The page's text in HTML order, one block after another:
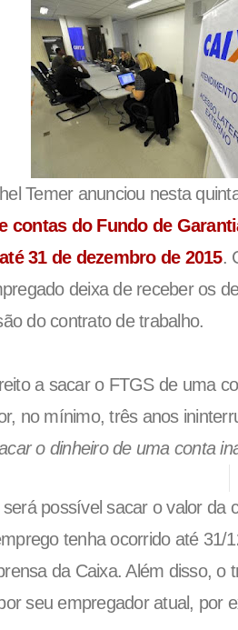
Temer anunciou nesta
contas do Fundo de
31 de dezembro de 2015.
deixa de receber os
do contrato de trabalho.
a sacar o FTGS de uma
no mínimo, três anos
o dinheiro de uma conta
possível sacar o valor da
tenha ocorrido até 31/
da Caixa. Além disso, o
seu empregador atual, por